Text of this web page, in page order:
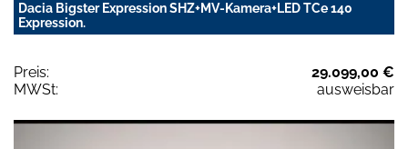
Dacia Bigster Expression SHZ+MV-Kamera+LED TCe 140
Expression.
Preis:
29.099,00 €
MWSt:
ausweisbar